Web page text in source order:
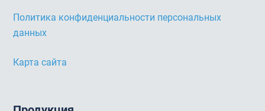
Политика конфиденциальности персональных
данных
Карта сайта